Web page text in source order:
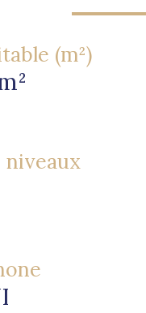
(m²)
niveaux